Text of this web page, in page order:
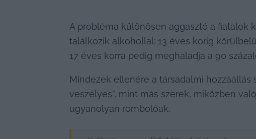
A probléma különösen aggasztó a fiatalok
találkozik alkohollal: 13 éves korig
17 éves korra pedig meghaladja a 90
Mindezek ellenére a társadalmi
veszélyes”, mint más szerek, miközben
ugyanolyan rombolóak.